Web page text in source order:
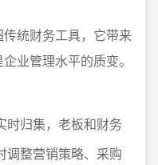
统财务工具，它带来
业管理水平的质变。
时归集，老板和财务
调整营销策略、采购